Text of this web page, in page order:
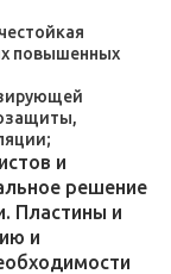
повышенных
и
решение
Пластины и
и